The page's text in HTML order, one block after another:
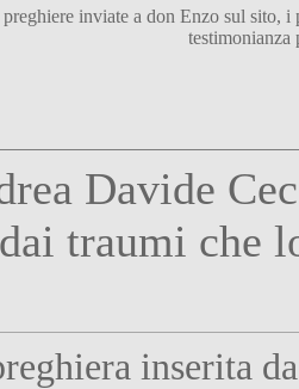
inviate a don Enzo sul sito,
testimonianza
Davide
traumi che
inserita